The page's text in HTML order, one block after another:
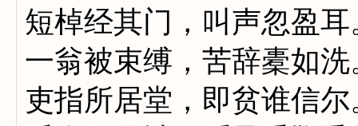
短棹经其门，叫声忽盈耳
一翁被束缚，苦辞橐如洗
吏指所居堂，即贫谁信尔